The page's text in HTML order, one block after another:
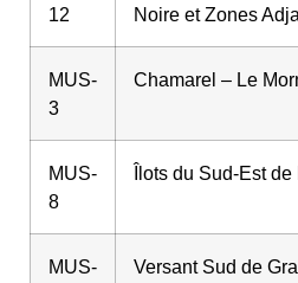
12
Noire et Zones
MUS-
3
Chamarel – Le
MUS-
8
Îlots du Sud-Est de
MUS-
Versant Sud de